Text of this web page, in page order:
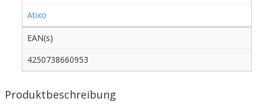
Atixo
EAN(s)
4250738660953
Produktbeschreibung